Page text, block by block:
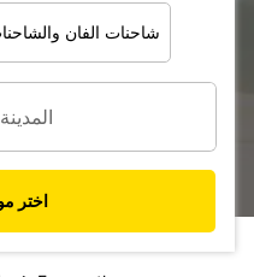
شاحنات الفان
اختر